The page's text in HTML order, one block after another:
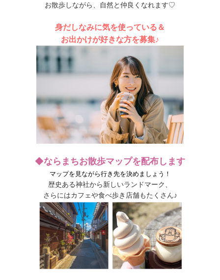
お散歩しながら、自然と仲良くなれます♡
身だしなみに気を使っている＆
お出かけが好きな方を募集♪
◆ならまちお散歩マップを配布します
マップを見ながら行き先を決めましょう！
歴史ある神社から新しいランドマーク、
さらにはカフェや食べ歩き店舗もたくさん♪